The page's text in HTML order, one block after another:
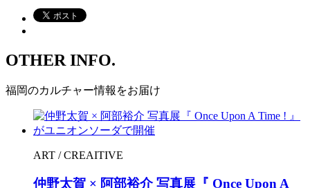
OTHER INFO.
福岡のカルチャー情報をお届け
ART / CREAITIVE
仲野太賀 × 阿部裕介 写真展『 Once Upon A